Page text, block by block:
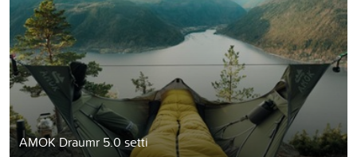
AMOK Draumr 5.0 setti